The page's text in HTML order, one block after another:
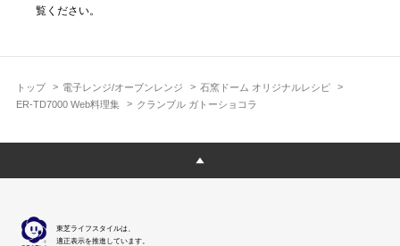
トップ 電子レンジ/オーブンレンジ
石窯ドーム オリジナルレシピ
ER-TD7000 Web料理集
クランブル ガトーショコラ
覧ください。
東芝ライフスタイルは、
適正表示を推進しています。